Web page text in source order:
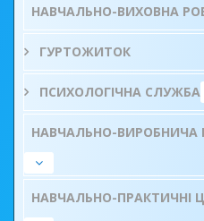
НАВЧАЛЬНО-ВИХОВНА
ГУРТОЖИТОК
ПСИХОЛОГІЧНА СЛУЖБА
НАВЧАЛЬНО-ВИРОБНИЧА
НАВЧАЛЬНО-ПРАКТИЧНІ